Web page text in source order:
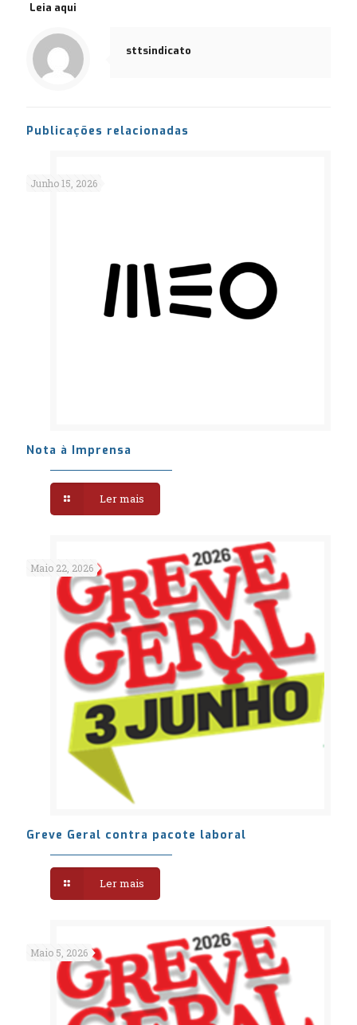
Leia aqui
sttsindicato
Publicações relacionadas
Junho 15, 2026
Nota à Imprensa
Ler mais
Maio 22, 2026
Greve Geral contra pacote laboral
Ler mais
Maio 5, 2026